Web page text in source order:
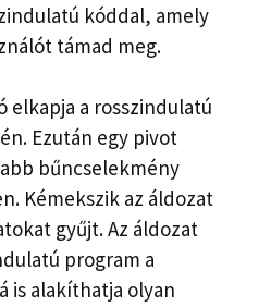
kóddal, amely
támad meg.
elkapja a rosszindulatú
Ezután egy pivot
bűncselekmény
Kémekszik az áldozat
gyűjt. Az áldozat
program a
is alakíthatja olyan